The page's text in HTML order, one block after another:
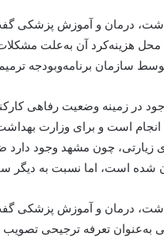
محل هزینه‌کرد آن به‌علت
توسط سازمان برنامه‌وبودجه
در زمینه وضعیت رفاهی
انجام است و برای وزارت
چون مشهد وجود دارد
شده است، اما نسبت به دیگر
به‌عنوان تعرفه ترجیحی